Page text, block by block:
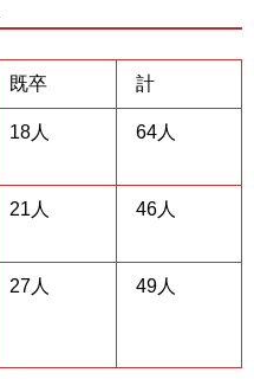
既卒 計
18人 64人
21人 46人
27人 49人